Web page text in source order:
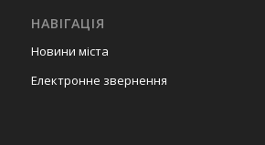
НАВІГАЦІЯ
Новини міста
Електронне звернення